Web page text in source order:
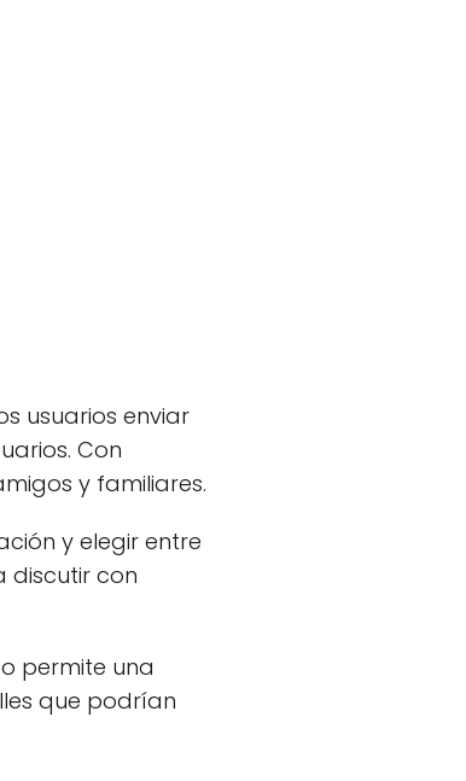
usuarios enviar
Con
y familiares.
y elegir entre
discutir con
permite una
que podrían